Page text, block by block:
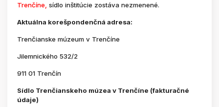
Trenčíne, sídlo inštitúcie zostáva nezmenené.
Aktuálna korešpondenčná adresa:
Trenčianske múzeum v Trenčíne
Jilemnického 532/2
911 01 Trenčín
Sídlo Trenčianskeho múzea v Trenčíne (fakturačné
údaje)